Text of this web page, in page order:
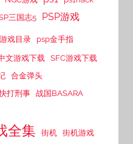
三国志5 PSP游戏
戏目录
psp金手指
文游戏下载 SFC游戏下载
合金弹头
打刑事 战国BASARA
全集 街机 街机游戏